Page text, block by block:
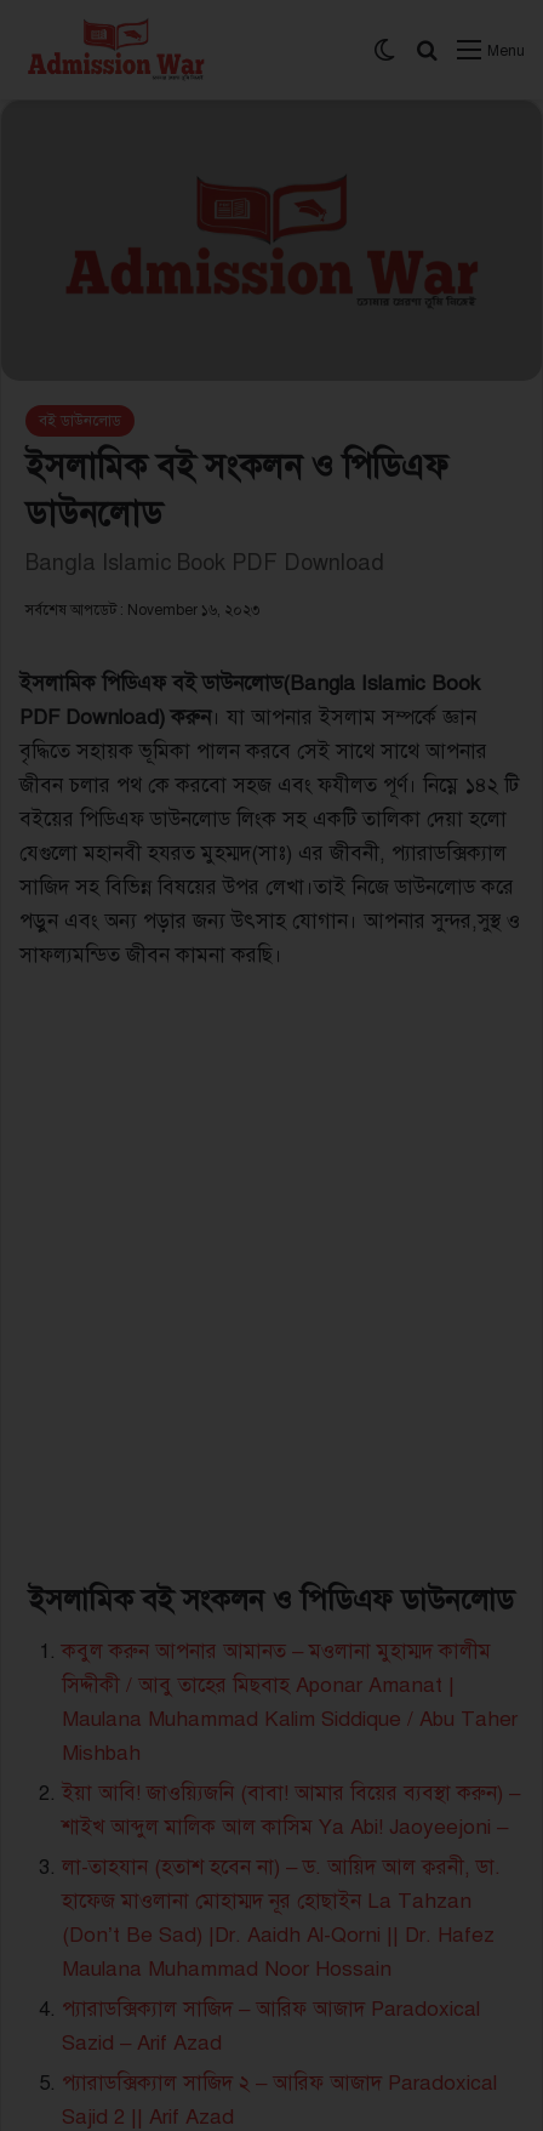
Menu
সার্চ করুন
Switch skin
বই ডাউনলোড
ইসলামিক বই সংকলন ও পিডিএফ
ডাউনলোড
Bangla Islamic Book PDF Download
সর্বশেষ আপডেট : November ১৬, ২০২৩
ইসলামিক পিডিএফ বই ডাউনলোড(Bangla Islamic Book
PDF Download) করুন। যা আপনার ইসলাম সম্পর্কে জ্ঞান
বৃদ্ধিতে সহায়ক ভূমিকা পালন করবে সেই সাথে সাথে আপনার
জীবন চলার পথ কে করবো সহজ এবং ফযীলত পূর্ণ। নিম্নে ১৪২ টি
বইয়ের পিডিএফ ডাউনলোড লিংক সহ একটি তালিকা দেয়া হলো
যেগুলো মহানবী হযরত মুহম্মদ(সাঃ) এর জীবনী, প্যারাডক্সিক্যাল
সাজিদ সহ বিভিন্ন বিষয়ের উপর লেখা।তাই নিজে ডাউনলোড করে
পড়ুন এবং অন্য পড়ার জন্য উৎসাহ যোগান। আপনার সুন্দর,সুস্থ ও
সাফল্যমন্ডিত জীবন কামনা করছি।
ইসলামিক বই সংকলন ও পিডিএফ ডাউনলোড
কবুল করুন আপনার আমানত – মওলানা মুহাম্মদ কালীম
সিদ্দীকী / আবু তাহের মিছবাহ Aponar Amanat |
Maulana Muhammad Kalim Siddique / Abu Taher
Mishbah
ইয়া আবি! জাওয়্যিজনি (বাবা! আমার বিয়ের ব্যবস্থা করুন) –
শাইখ আব্দুল মালিক আল কাসিম Ya Abi! Jaoyeejoni –
লা-তাহযান (হতাশ হবেন না) – ড. আয়িদ আল ক্বরনী, ডা.
হাফেজ মাওলানা মােহাম্মদ নূর হােছাইন La Tahzan
(Don’t Be Sad) |Dr. Aaidh Al-Qorni || Dr. Hafez
Maulana Muhammad Noor Hossain
প্যারাডক্সিক্যাল সাজিদ – আরিফ আজাদ Paradoxical
Sazid – Arif Azad
প্যারাডক্সিক্যাল সাজিদ ২ – আরিফ আজাদ Paradoxical
Sajid 2 || Arif Azad